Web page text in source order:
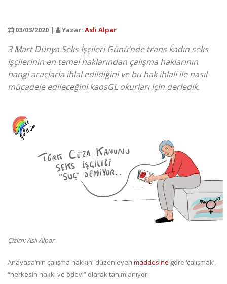
03/03/2020 | Yazar: Aslı Alpar
3 Mart Dünya Seks İşçileri Günü’nde trans kadın seks
işçilerinin en temel haklarından çalışma haklarının
hangi araçlarla ihlal edildiğini ve bu hak ihlali ile nasıl
mücadele edileceğini kaosGL okurları için derledik.
Çizim: Aslı Alpar
Anayasa’nın çalışma hakkını düzenleyen maddesine göre ‘çalışmak’,
“herkesin hakkı ve ödevi” olarak tanımlanıyor.